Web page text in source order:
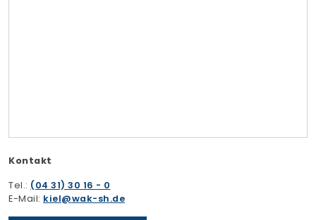
Kontakt
Tel.: (04 31) 30 16 - 0
E-Mail: kiel wak-sh.de